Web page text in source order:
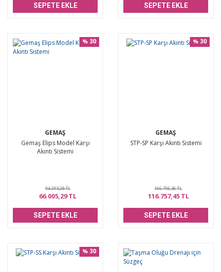
SEPETE EKLE SEPETE EKLE
GEMAŞ
Gemaş Elips Model Karşı
Akıntı Sistemi
% 30
94.293,28 TL
66.005,29 TL
SEPETE EKLE
GEMAŞ
STP-SP Karşı Akıntı Sistemi
% 30
166.796,36 TL
116.757,45 TL
SEPETE EKLE
% 30